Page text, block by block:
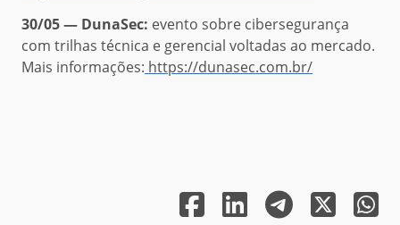
30/05 — DunaSec: evento sobre cibersegurança
com trilhas técnica e gerencial voltadas ao mercado.
Mais informações: https://dunasec.com.br/